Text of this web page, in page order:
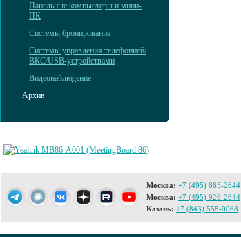
Панельные компьютеры и мини-
ПК
Системы бронирования
Системы управления телефонией/
ВКС/USB-устройствами
Видеонаблюдение
Архив
Москва: +7 (495) 665-2644
Москва: +7 (495) 926-2644
Казань: +7 (843) 558-0068